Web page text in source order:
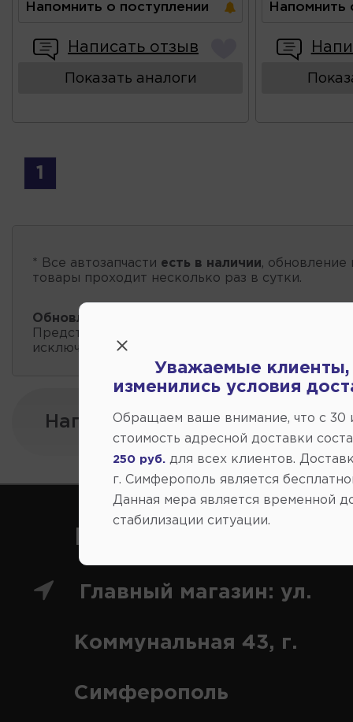
Напомнить о поступлении
Написать отзыв
Показать аналоги
Напомнить
1
* Все автозапчасти есть в наличии, обновление
товары проходит несколько раз в сутки.
Обновление остатков и цен:
Представленные данные о запчастях на этой
исключительно информационный характер.
Напишите нам:
Главный магазин: ул.
Коммунальная 43, г.
Симферополь
Уважаемые клиенты,
изменились условия
Обращаем ваше внимание, что c 30
стоимость адресной доставки
250 руб. для всех клиентов.
г. Симферополь является
Данная мера является временной
стабилизации ситуации.